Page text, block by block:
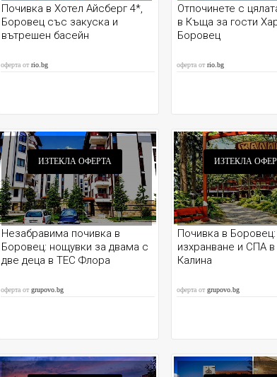
Почивка в Хотел Айсберг 4*,
Боровец със закуска и
вътрешен басейн
оферта от rio.bg
Отпочинете с
в Къща за гости
Боровец
оферта от rio.bg
ИЗТЕКЛА ОФЕРТА
Незабравима почивка в
Боровец: нощувки за двама с
две деца в ТЕС Флора
оферта от grupovo.bg
ИЗТЕКЛА
Почивка в
изхранване и СПА в
Калина
оферта от grupovo.bg